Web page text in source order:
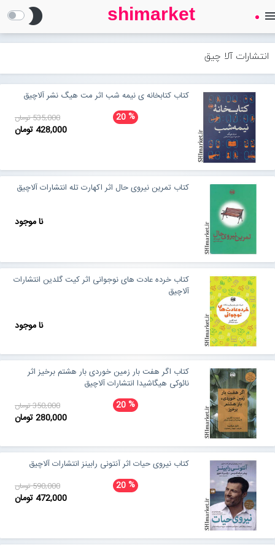
SHIMARKET
فروشگاه اینترنتی کتاب
درباره ما
بلاگ
Open submenu (محصولات)
محصولات
تماس با ما
ورود به سایت
brightness_2 shimarket
انتشارات آلا چیق
کتاب کتابخانه ی نیمه شب اثر مت هیگ نشر آلاچیق
20% 535,000 تومان
428,000 تومان
کتاب تمرین نیروی حال اثر اکهارت تله انتشارات آلاچیق
نا موجود
کتاب خرده عادت های نوجوانی اثر کیت گلدین انتشارات
آلاچیق
نا موجود
کتاب اگر هفت بار زمین خوردی بار هشتم برخیز اثر
نائوکی هیگاشیدا انتشارات آلاچیق
20% 350,000 تومان
280,000 تومان
کتاب نیروی حیات اثر آنتونی رابینز انتشارات آلاچیق
20% 590,000 تومان
472,000 تومان